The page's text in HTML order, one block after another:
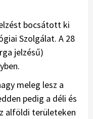
bocsátott ki
Szolgálat. A 28
jelzésű)
meleg lesz a
pedig a déli és
alföldi területeken